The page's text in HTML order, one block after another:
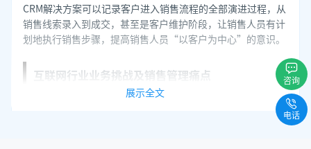
CRM解决方案可以记录客户进入销售流程的全部演进过程，从
销售线索录入到成交，甚至是客户维护阶段，让销售人员有计
划地执行销售步骤，提高销售人员“以客户为中心”的意识。
互联网行业业务挑战及销售管理痛点
付费推广多依赖线上渠道，推广效果难以统计。
线上渠道获取客户线索较多，人工录入、分配线索较麻
展示全文
咨询
电话